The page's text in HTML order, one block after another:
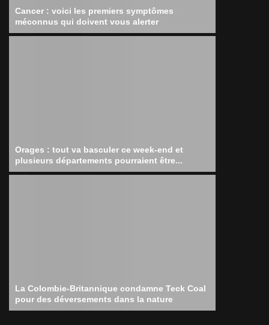
Cancer : voici les premiers symptômes
méconnus qui doivent vous alerter
Orages : tout va basculer ce week-end et
plusieurs départements pourraient être...
La Colombie-Britannique condamne Teck Coal
pour des déversements dans la nature